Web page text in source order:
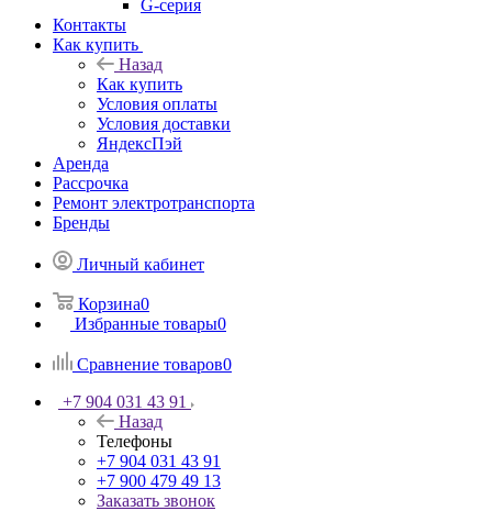
G-серия
Контакты
Как купить
Назад
Как купить
Условия оплаты
Условия доставки
ЯндексПэй
Аренда
Рассрочка
Ремонт электротранспорта
Бренды
Личный кабинет
Корзина0
Избранные товары0
Сравнение товаров0
+7 904 031 43 91
Назад
Телефоны
+7 904 031 43 91
+7 900 479 49 13
Заказать звонок